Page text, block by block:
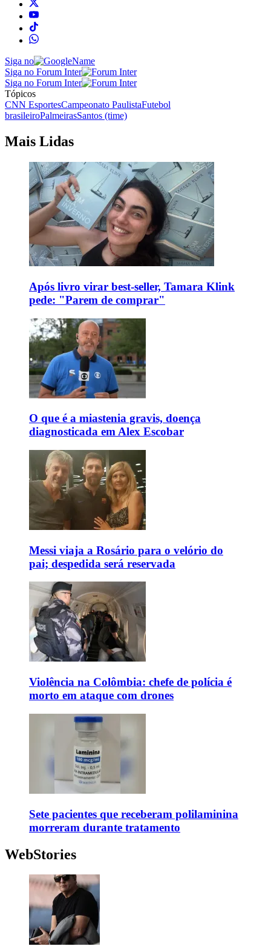
Siga no
Siga no Forum Inter
Siga no Forum Inter
Tópicos
CNN EsportesCampeonato PaulistaFutebol
brasileiroPalmeirasSantos (time)
Mais Lidas
Após livro virar best-seller, Tamara Klink
pede: "Parem de comprar"
O que é a miastenia gravis, doença
diagnosticada em Alex Escobar
Messi viaja a Rosário para o velório do
pai; despedida será reservada
Violência na Colômbia: chefe de polícia é
morto em ataque com drones
Sete pacientes que receberam polilaminina
morreram durante tratamento
WebStories